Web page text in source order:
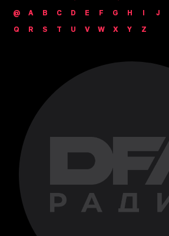
@
A B C D E F G H I J
Q
R S T U V W X Y Z